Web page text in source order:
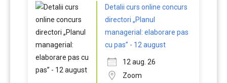
Detalii curs online concurs
directori „Planul
managerial: elaborare pas
cu pas” - 12 august
12 aug. 26
Zoom